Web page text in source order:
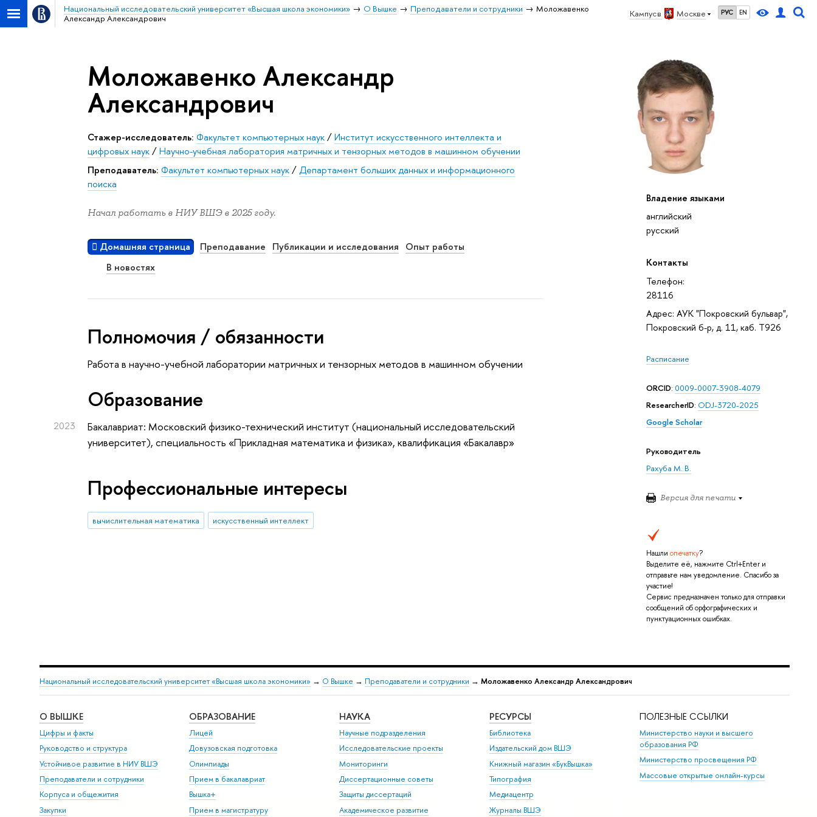
Кампус в Москве РУС EN
Национальный исследовательский университет «Высшая школа экономики» О Вышке Преподаватели и сотрудники
Моложавенко
Александр Александрович
Владение языками
английский
русский
Контакты
Телефон:
28116
Адрес: АУК "Покровский бульвар",
Покровский б-р, д. 11, каб. T926
Расписание
ORCID: 0009-0007-3908-4079
ResearcherID: ODJ-3720-2025
Google Scholar
Руководитель
Рахуба М. В.
Версия для печати
Нашли опечатку?
Выделите её, нажмите Ctrl+Enter и
отправьте нам уведомление. Спасибо за
участие!
Сервис предназначен только для отправки
сообщений об орфографических и
пунктуационных ошибках.
Моложавенко Александр
Александрович
Стажер-исследователь: Факультет компьютерных наук/Институт искусственного интеллекта и
цифровых наук/Научно-учебная лаборатория матричных и тензорных методов в машинном обучении
Преподаватель: Факультет компьютерных наук/Департамент больших данных и информационного
поиска
Начал работать в НИУ ВШЭ в 2025 году.
Домашняя страница Преподавание Публикации и исследования
Опыт работы
В новостях
Полномочия / обязанности
Работа в научно-учебной лаборатории матричных и тензорных методов в машинном обучении
Oбразование
2023
Бакалавриат: Московский физико-технический институт (национальный исследовательский
университет), специальность «Прикладная математика и физика», квалификация «Бакалавр»
Профессиональные интересы
вычислительная математика искусственный интеллект
Национальный исследовательский университет «Высшая школа экономики» → О Вышке → Преподаватели и сотрудники → Моложавенко Александр Александрович
О ВЫШКЕ
Цифры и факты
Руководство и структура
Устойчивое развитие в НИУ ВШЭ
Преподаватели и сотрудники
Корпуса и общежития
Закупки
ОБРАЗОВАНИЕ
Лицей
Довузовская подготовка
Олимпиады
Прием в бакалавриат
Вышка+
Прием в магистратуру
НАУКА
Научные подразделения
Исследовательские проекты
Мониторинги
Диссертационные советы
Защиты диссертаций
Академическое развитие
РЕСУРСЫ
Библиотека
Издательский дом ВШЭ
Книжный магазин «БукВышка»
Типография
Медиацентр
Журналы ВШЭ
ПОЛЕЗНЫЕ ССЫЛКИ
Министерство науки и высшего
образования РФ
Министерство просвещения РФ
Массовые открытые онлайн-курсы